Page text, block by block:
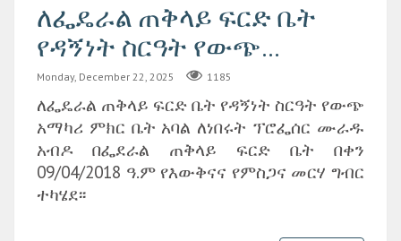
ለፌዴራል ጠቅላይ ፍርድ ቤት
የዳኝነት ስርዓት የውጭ...
Monday, December 22, 2025 1185
ለፌዴራል ጠቅላይ ፍርድ ቤት የዳኝነት ስርዓት የውጭ
አማካሪ ምክር ቤት አባል ለነበሩት ፕሮፌሰር ሙራዱ
አብዶ በፌደራል ጠቅላይ ፍርድ ቤት በቀን
09/04/2018 ዓ.ም የእውቅናና የምስጋና መርሃ ግብር
ተካሄደ፡፡